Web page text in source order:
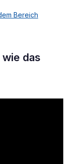
Bereich
das